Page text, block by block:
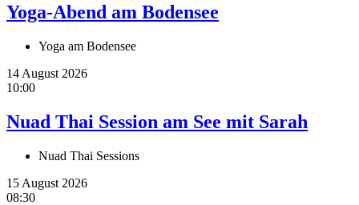
Yoga-Abend am Bodensee
Yoga am Bodensee
14 August 2026
10:00
Nuad Thai Session am See mit Sarah
Nuad Thai Sessions
15 August 2026
08:30